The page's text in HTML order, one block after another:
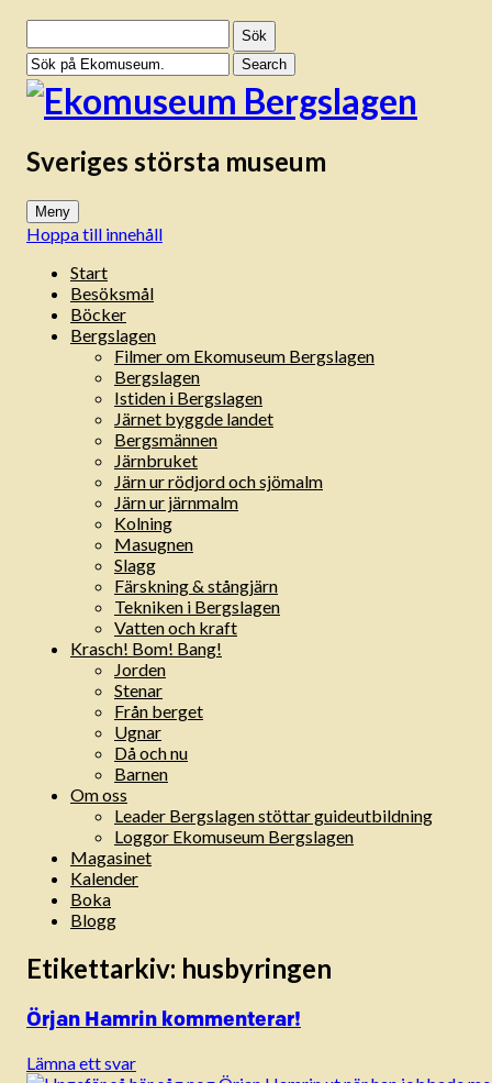
efter:
Sveriges största museum
Meny
Hoppa till innehåll
Start
Besöksmål
Böcker
Bergslagen
Filmer om Ekomuseum Bergslagen
Bergslagen
Istiden i Bergslagen
Järnet byggde landet
Bergsmännen
Järnbruket
Järn ur rödjord och sjömalm
Järn ur järnmalm
Kolning
Masugnen
Slagg
Färskning & stångjärn
Tekniken i Bergslagen
Vatten och kraft
Krasch! Bom! Bang!
Jorden
Stenar
Från berget
Ugnar
Då och nu
Barnen
Om oss
Leader Bergslagen stöttar guideutbildning
Loggor Ekomuseum Bergslagen
Magasinet
Kalender
Boka
Blogg
Etikettarkiv: husbyringen
Örjan Hamrin kommenterar!
Lämna ett svar